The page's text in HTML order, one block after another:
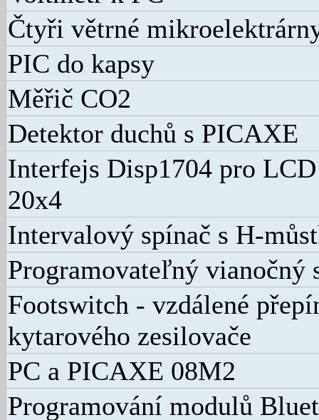
Čtyři větrné
PIC do kapsy
Měřič CO2
Detektor duchů s PICAXE
Interfejs Disp1704 pro
20x4
Intervalový spínač s H-
Programovateľný vianočný
Footswitch - vzdálené
kytarového zesilovače
PC a PICAXE 08M2
Programování modulů